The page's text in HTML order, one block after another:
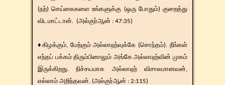
(நற்) செய்கைகளை உங்களுக்கு (ஒரு போதும்) குறைத்து
விடமாட்டான். (அல்குர்ஆன் : 47:35)
♦கிழக்கும், மேற்கும் அல்லாஹ்வுக்கே (சொந்தம்). நீங்கள்
எந்தப் பக்கம் திரும்பினாலும் அங்கே அல்லாஹ்வின் முகம்
இருக்கிறது. நிச்சயமாக அல்லாஹ் விசாலமானவன்,
எல்லாம் அறிந்தவன். (அல்குர்ஆன் : 2:115)